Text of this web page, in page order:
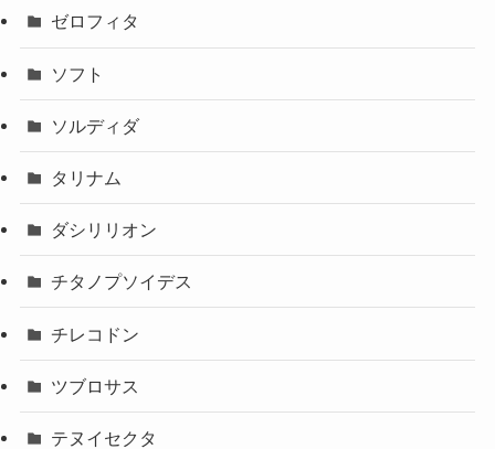
ゼロフィタ
ソフト
ソルディダ
タリナム
ダシリリオン
チタノプソイデス
チレコドン
ツブロサス
テヌイセクタ